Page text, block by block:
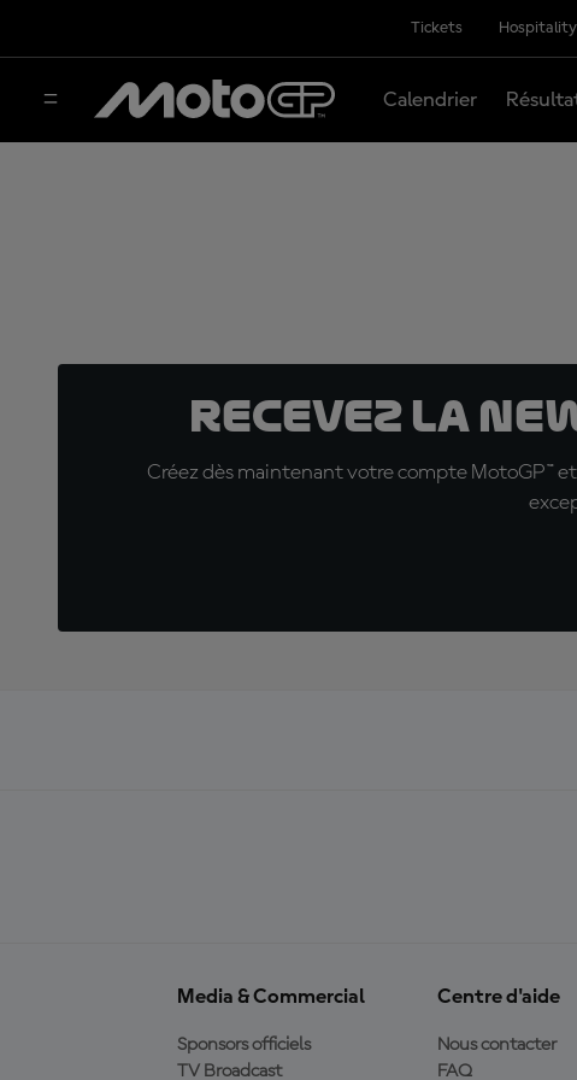
Tickets Hospitality
Calendrier
Recevez la
Créez dès maintenant votre compte MotoGP™
Media & Commercial
Sponsors officiels
TV Broadcast
Centre d'aide
Nous contacter
FAQ